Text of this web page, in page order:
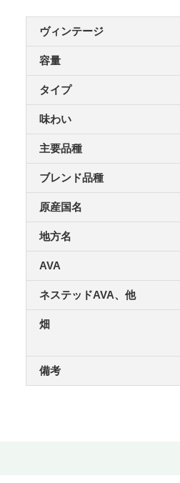
ヴィンテージ
容量
タイプ
味わい
主要品種
ブレンド品種
原産国名
地方名
AVA
ネステッドAVA、他
畑
備考